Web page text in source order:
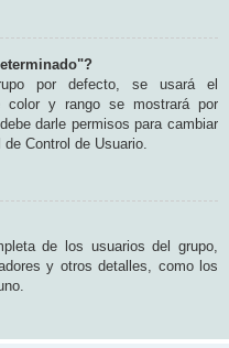
por defecto, se usará el
color y rango se mostrará por
darle permisos para cambiar
Control de Usuario.
de los usuarios del grupo,
y otros detalles, como los